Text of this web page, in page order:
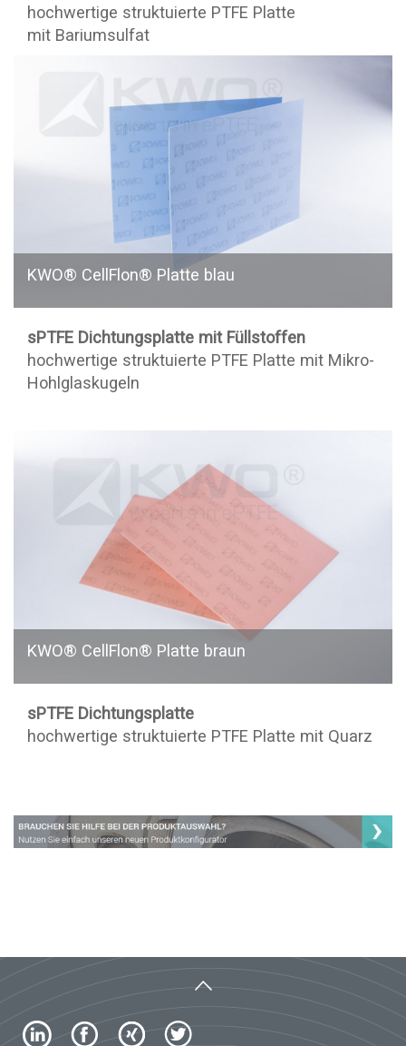
hochwertige struktuierte PTFE Platte
mit Bariumsulfat
KWO® CellFlon® Platte blau
sPTFE Dichtungsplatte mit Füllstoffen
hochwertige struktuierte PTFE Platte mit Mikro-
Hohlglaskugeln
KWO® CellFlon® Platte braun
sPTFE Dichtungsplatte
hochwertige struktuierte PTFE Platte mit Quarz